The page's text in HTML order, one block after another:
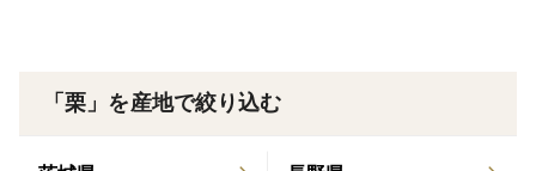
品種名 ：利平
「栗」を産地で絞り込む